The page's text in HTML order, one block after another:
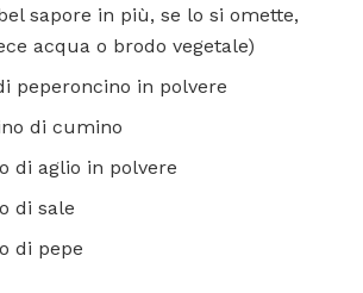
sapore in più, se lo si omette,
acqua o brodo vegetale)
peperoncino in polvere
di cumino
di aglio in polvere
di sale
di pepe